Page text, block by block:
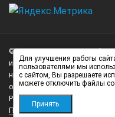
Нагорный
проезд
д.7
стр.
© 2026 А3 Инжиниринг
интернет-сайт носит
ни при каких условиях не
определяемой положениями
Российской Федерации.
Политика обработки
Для улучшения работы
пользователями мы
с сайтом, Вы разрешаете
можете отключить файлы
Принять